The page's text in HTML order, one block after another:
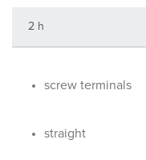
screw terminals
straight